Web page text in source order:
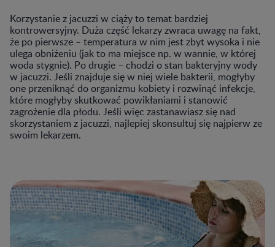
Korzystanie z jacuzzi w ciąży to temat bardziej
kontrowersyjny. Duża część lekarzy zwraca uwagę na fakt,
że po pierwsze – temperatura w nim jest zbyt wysoka i nie
ulega obniżeniu (jak to ma miejsce np. w wannie, w której
woda stygnie). Po drugie – chodzi o stan bakteryjny wody
w jacuzzi. Jeśli znajduje się w niej wiele bakterii, mogłyby
one przeniknąć do organizmu kobiety i rozwinąć infekcje,
które mogłyby skutkować powikłaniami i stanowić
zagrożenie dla płodu. Jeśli więc zastanawiasz się nad
skorzystaniem z jacuzzi, najlepiej skonsultuj się najpierw ze
swoim lekarzem.